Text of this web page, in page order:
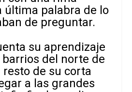
última palabra de lo
de preguntar.
su aprendizaje
barrios del norte de
resto de su corta
a las grandes